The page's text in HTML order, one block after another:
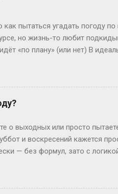
как пытаться угадать погоду
но жизнь-то любит
«по плану» (или нет) В
год, ушёл в армию,
Испании: взяла gap year,
пишут курсовые. Кстати,
ты только получил школьный
к...
о выходных или просто
и воскресений кажется
— без формул, зато с
по 52 штуки. Но тут же
к следующему году, сдвигая